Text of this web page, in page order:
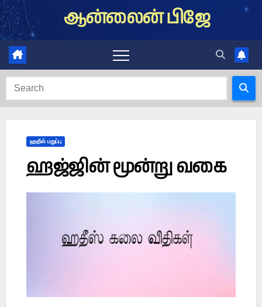
Skip
to
content
ஆன்லைன் பிஜே
ஹதீஸ் மறுப்பு
ஹஜ்ஜின் மூன்று வகை